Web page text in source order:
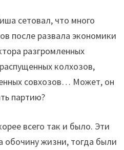
сетовал, что много
после развала экономики
разгромленных
колхозов,
совхозов… Может, он
партию?
всего так и было. Эти
жизни, тогда были